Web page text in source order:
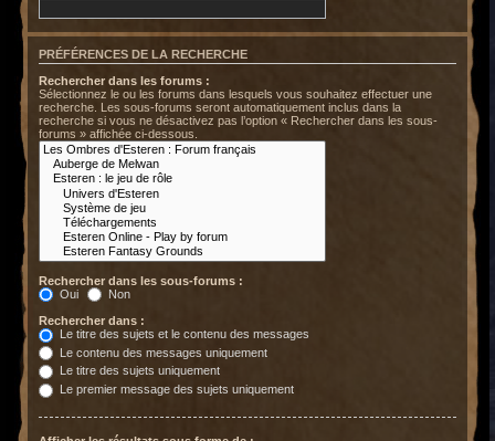
PRÉFÉRENCES DE LA RECHERCHE
Rechercher dans les forums :
Sélectionnez le ou les forums dans lesquels vous souhaitez effectuer une
recherche. Les sous-forums seront automatiquement inclus dans la
recherche si vous ne désactivez pas l’option « Rechercher dans les sous-
forums » affichée ci-dessous.
Rechercher dans les sous-forums :
Oui
Non
Rechercher dans :
Le titre des sujets et le contenu des messages
Le contenu des messages uniquement
Le titre des sujets uniquement
Le premier message des sujets uniquement